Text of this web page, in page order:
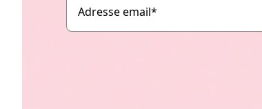
Adresse email*